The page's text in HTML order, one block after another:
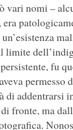
vari nomi –
limite
fu
permesso
di addentrarsi
fronte, ma